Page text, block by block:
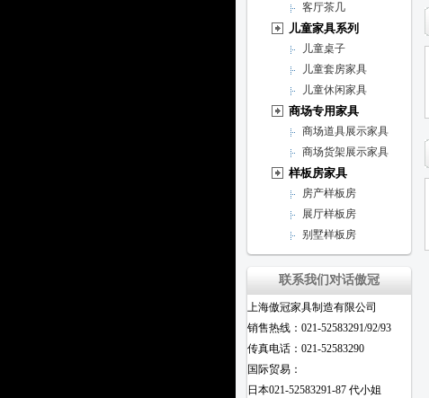
客厅茶几
儿童家具系列
儿童桌子
儿童套房家具
儿童休闲家具
商场专用家具
商场道具展示家具
商场货架展示家具
样板房家具
房产样板房
展厅样板房
别墅样板房
联系我们对话傲冠
上海傲冠家具制造有限公司
销售热线：021-52583291/92/93
传真电话：021-52583290
国际贸易：
日本021-52583291-87 代小姐